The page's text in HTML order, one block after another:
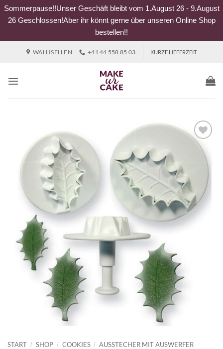
Sommerpause!!Unser Geschäft bleibt vom 1.August 26 - 9.August
26 Geschlossen!Aber ihr könnt gerne über unseren Online Shop
bestellen!!
WALLISELLEN +41 44 558 85 03 KURZE LIEFERZEIT
START / SHOP / COOKIES / AUSSTECHER MIT AUSWERFER